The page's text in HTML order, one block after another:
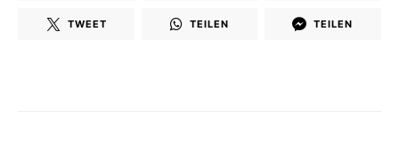
TWEET TEILEN TEILEN